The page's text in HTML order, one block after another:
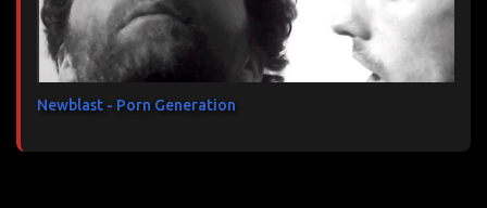
Newblast - Porn Generation